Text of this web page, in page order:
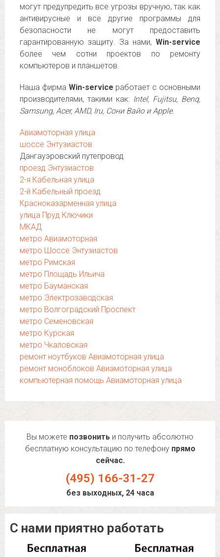
могут предупредить все угрозы вручную, так как
антивирусные и все другие программы для
безопасности не могут предоставить
гарантированную защиту. За нами, Win-service
более чем сотни проектов по ремонту
компьютеров и планшетов.
Наша фирма Win-service работает с основными
производителями, такими как: Intel, Fujitsu, Benq,
Samsung, Acer, AMD, Iru, Сони Вайо и Apple.
Авиамоторная улица
шоссе Энтузиастов
Дангауэровский путепровод
проезд Энтузиастов
2-я Кабельная улица
2-й Кабельный проезд
Красноказарменная улица
улица Пруд Ключики
МКАД
метро Авиамоторная
метро Шоссе Энтузиастов
метро Римская
метро Площадь Ильича
метро Бауманская
метро Электрозаводская
метро Волгоградский Проспект
метро Семеновская
метро Курская
метро Чкаловская
ремонт ноутбуков Авиамоторная улица
ремонт моноблоков Авиамоторная улица
компьютерная помощь Авиамоторная улица
Вы можете позвонить и получить абсолютно
бесплатную консультацию по телефону прямо
сейчас.
(495) 166-31-27
без выходных, 24 часа
С нами приятно работать